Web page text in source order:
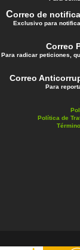
Correo de
Exclusivo para
Correo
Para radicar peticiones,
Correo
Para
Política de